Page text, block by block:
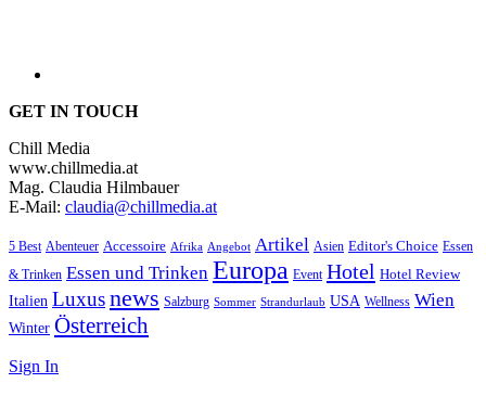
GET IN TOUCH
Chill Media
www.chillmedia.at
Mag. Claudia Hilmbauer
E-Mail: claudia@chillmedia.at
5 Best Abenteuer Accessoire Afrika Angebot Artikel Asien Editor's Choice Essen
& Trinken Essen und Trinken Europa Event Hotel Hotel Review
Italien Luxusnews Salzburg Sommer Strandurlaub USA Wellness Wien
Winter Österreich
Sign In